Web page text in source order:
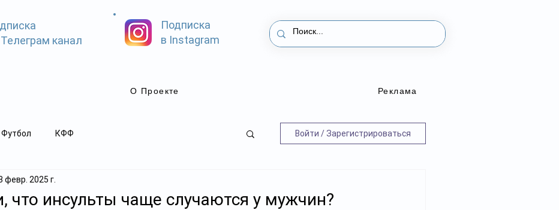
канал
Подписка
в Instagram
О Проекте Реклама
Футбол КФФ Войти / Зарегистрироваться
что инсульты чаще случаются у мужчин?
февр. 2025 г.